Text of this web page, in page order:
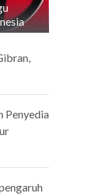
Penyedia